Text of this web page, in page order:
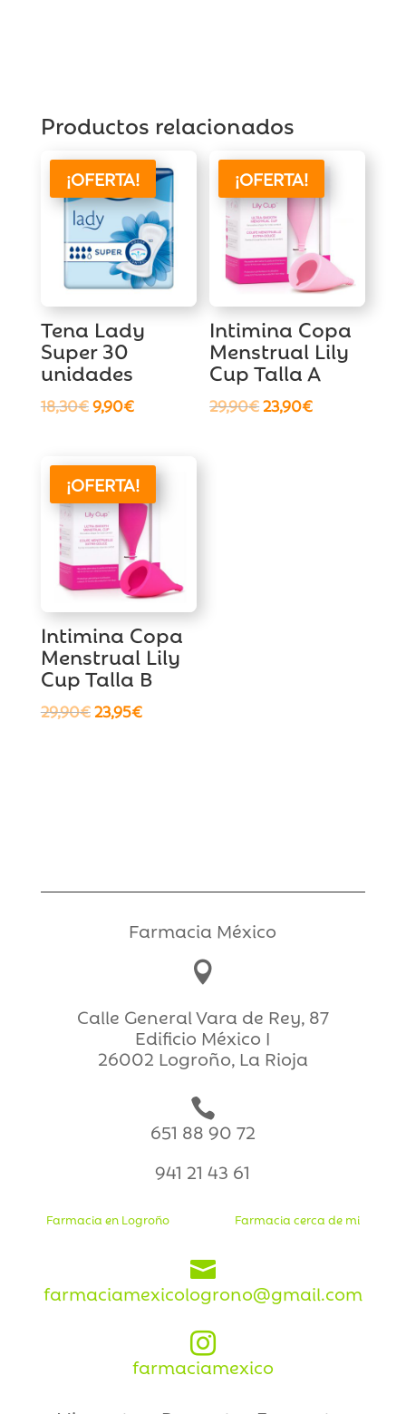
Productos relacionados
¡OFERTA!
Tena Lady
Super 30
unidades
18,30€El
era:
18,30€.
9,90€El
es:
9,90€.
¡OFERTA!
Intimina Copa
Menstrual Lily
Cup Talla A
29,90€El
23,90€El
¡OFERTA!
Intimina Copa
Menstrual Lily
Cup Talla B
29,90€El
23,95€El
Farmacia México

Calle General Vara de Rey, 87
Edificio México I
26002 Logroño, La Rioja

651 88 90 72
941 21 43 61
Farmacia en Logroño Farmacia cerca de mi

farmaciamexicologrono@gmail.com

farmaciamexico